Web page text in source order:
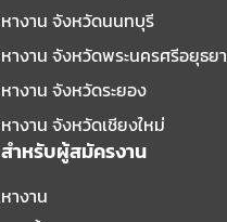
หางาน จังหวัดนนทบุรี
หางาน จังหวัดพระนครศรีอยุธยา
หางาน จังหวัดระยอง
หางาน จังหวัดเชียงใหม่
สำหรับผู้สมัครงาน
หางาน